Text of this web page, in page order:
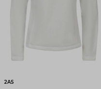
2AS